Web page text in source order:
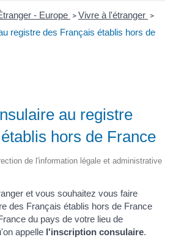
- Europe > Vivre à l'étranger >
registre des Français établis hors de
au registre
hors de France
de l'information légale et administrative
et vous souhaitez vous faire
des Français établis hors de France
du pays de votre lieu de
appelle l'inscription consulaire.